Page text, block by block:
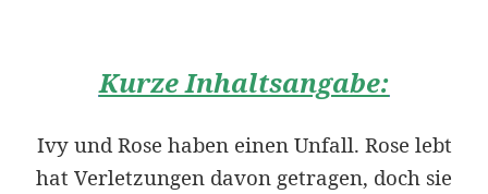
Kurze Inhaltsangabe:
Ivy und Rose haben einen Unfall. Rose lebt
hat Verletzungen davon getragen, doch sie